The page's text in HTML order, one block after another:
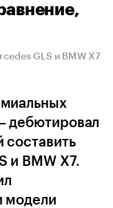
GLS и BMW X7
дебютировал
и BMW X7.
модели